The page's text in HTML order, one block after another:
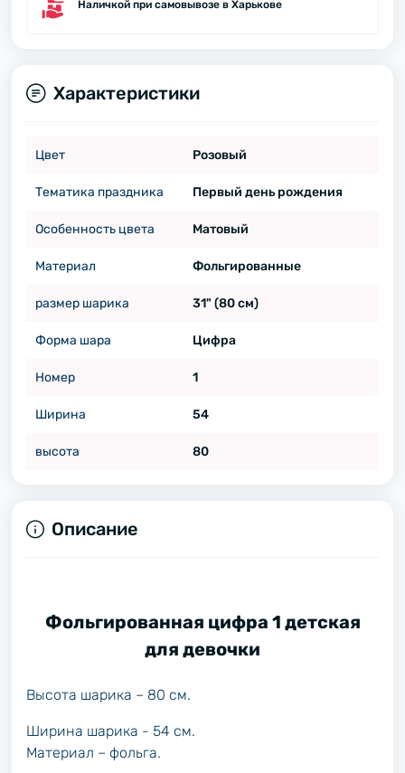
Наличкой при самовывозе в Харькове
Характеристики
Цвет Розовый
Тематика праздника Первый день рождения
Особенность цвета Матовый
Материал Фольгированные
размер шарика 31" (80 см)
Форма шара Цифра
Номер 1
Ширина 54
высота 80
Описание
Фольгированная цифра 1 детская
для девочки
Высота шарика – 80 см.
Ширина шарика - 54 см.
Материал – фольга.